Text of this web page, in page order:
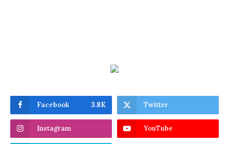
Facebook 3.8K Twitter
Instagram YouTube